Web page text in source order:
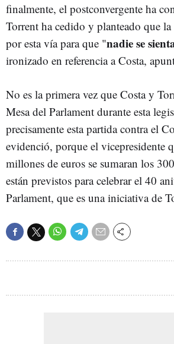
finalmente, el postconvergente ha
Torrent ha cedido y planteado que
por esta vía para que "nadie se
ironizado en referencia a Costa,
No es la primera vez que Costa y
Mesa del Parlament durante esta
precisamente esta partida contra el
evidenció, porque el vicepresidente
millones de euros se sumaran los
están previstos para celebrar el 40
Parlament, que es una iniciativa de